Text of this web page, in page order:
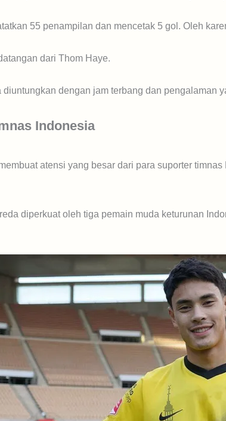
55 penampilan dan mencetak 5 gol. Oleh
dari Thom Haye.
dengan jam terbang dan pengalaman
Indonesia
atensi yang besar dari para suporter
diperkuat oleh tiga pemain muda keturunan